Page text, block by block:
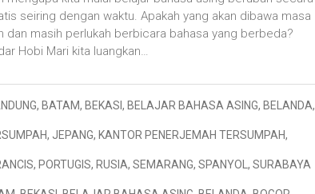
seiring dengan waktu. Apakah yang akan dibawa masa
dan masih perlukah berbicara bahasa yang berbeda?
Hobi Mari kita luangkan…
, BATAM, BEKASI , BELAJAR BAHASA ASING, BELANDA,
, JEPANG, KANTOR PENERJEMAH TERSUMPAH,
, PORTUGIS, RUSIA, SEMARANG, SPANYOL , SURABAYA